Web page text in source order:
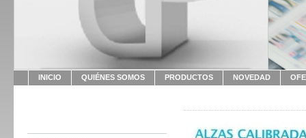
INICIO QUIÉNES SOMOS PRODUCTOS NOVEDAD